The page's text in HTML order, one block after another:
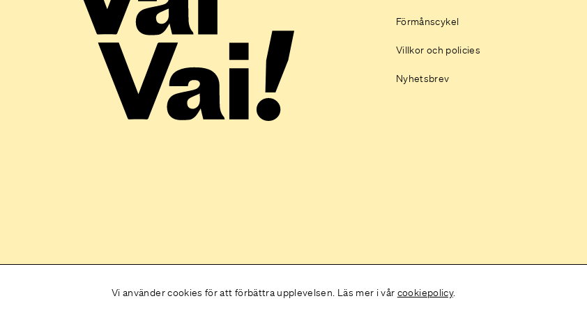
Vi använder cookies för att förbättra upplevelsen. Läs mer i vår cookiepolicy.
Förmånscykel
Villkor och policies
Nyhetsbrev